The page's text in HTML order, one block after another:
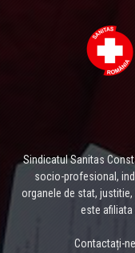
Sindicatul Sanitas
socio-profesional,
organele de stat,
este afiliata
Contactați-